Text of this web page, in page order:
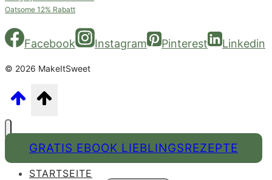
Oatsome 12% Rabatt
Facebook Instagram Pinterest Linkedin
© 2026 MakeItSweet
GRATIS EBOOK LIEBLINGSREZEPTE
STARTSEITE